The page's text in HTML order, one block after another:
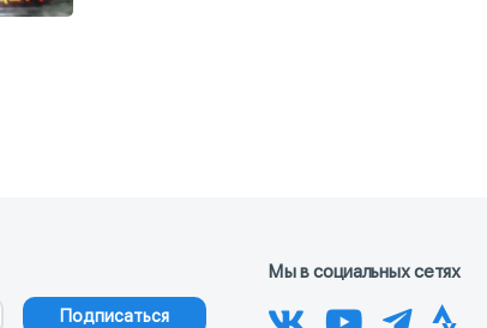
Подписаться
Мы в социальных сетях